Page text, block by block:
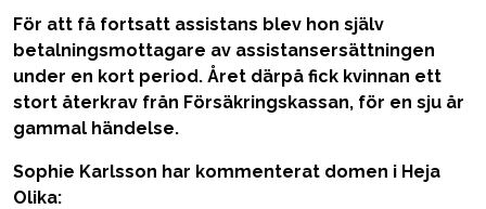
För att få fortsatt assistans blev hon själv
betalningsmottagare av assistansersättningen
under en kort period. Året därpå fick kvinnan ett
stort återkrav från Försäkringskassan, för en sju år
gammal händelse.
Sophie Karlsson har kommenterat domen i Heja
Olika: